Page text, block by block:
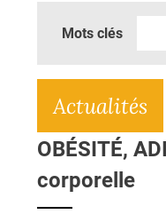
Mots clés
Actualités
OBÉSITÉ,
corporelle